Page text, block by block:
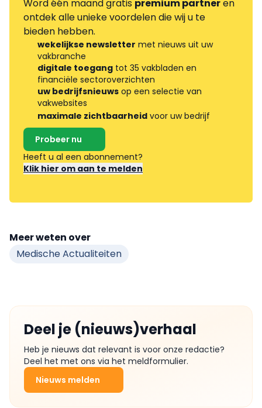
Word één maand gratis premium partneren
ontdek alle unieke voordelen die wij u te
bieden hebben.
wekelijkse newsletter met nieuws uit uw
vakbranche
digitale toegang tot 35 vakbladen en
financiële sectoroverzichten
uw bedrijfsnieuws op een selectie van
vakwebsites
maximale zichtbaarheid voor uw bedrijf
Probeer nu
Heeft u al een abonnement?
Klik hier om aan te melden
Meer weten over
Medische Actualiteiten
Deel je (nieuws)verhaal
Heb je nieuws dat relevant is voor onze redactie?
Deel het met ons via het meldformulier.
Nieuws melden